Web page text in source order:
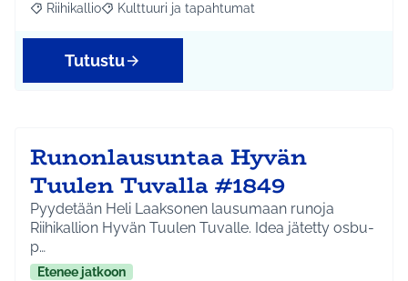
Rajaa tulokset aihepiirin mukaan: Riihikallio
Riihikallio Rajaa tulokset teeman mukaan: Kulttuuri ja
Kulttuuri ja tapahtumat
Tutustu
Runonlausuntaa Hyvän
Tuulen Tuvalla #1849
Pyydetään Heli Laaksonen lausumaan runoja
Riihikallion Hyvän Tuulen Tuvalle. Idea jätetty osbu-
p…
Etenee jatkoon